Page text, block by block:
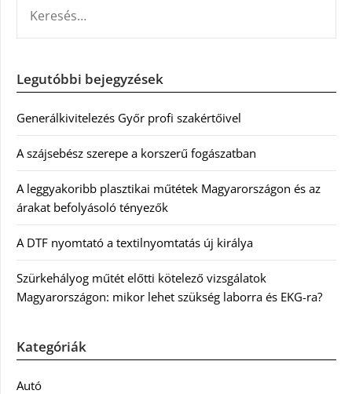
Legutóbbi bejegyzések
Generálkivitelezés Győr profi szakértőivel
A szájsebész szerepe a korszerű fogászatban
A leggyakoribb plasztikai műtétek Magyarországon és az
árakat befolyásoló tényezők
A DTF nyomtató a textilnyomtatás új királya
Szürkehályog műtét előtti kötelező vizsgálatok
Magyarországon: mikor lehet szükség laborra és EKG-ra?
Kategóriák
Autó